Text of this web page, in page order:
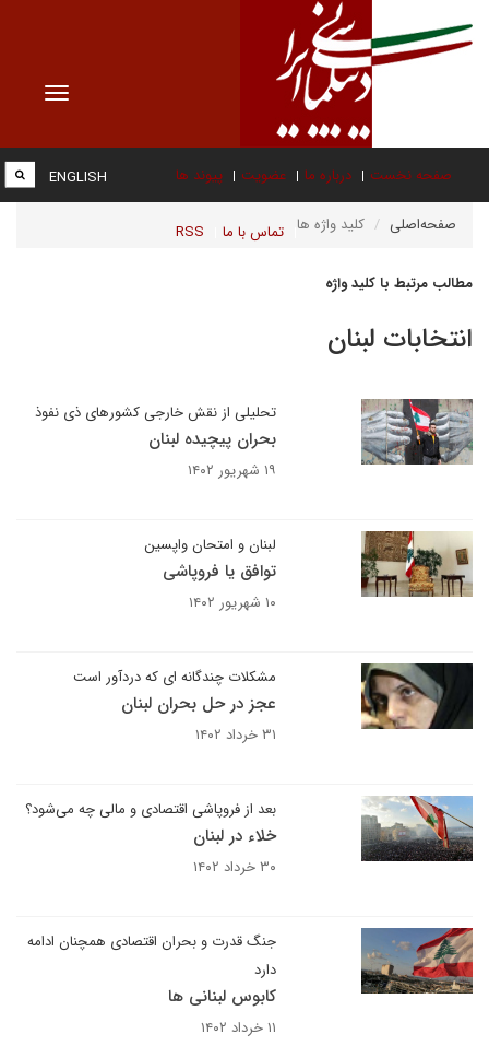
Toggle
صفحه نخست درباره ما عضویت پیوند ها
تماس با ما RSS
ENGLISH
صفحه‌اصلی کلید واژه ها
مطالب مرتبط با کلید واژه
انتخابات لبنان
تحلیلی از نقش خارجی کشورهای ذی نفوذ
بحران پیچیده لبنان
۱۹ شهریور ۱۴۰۲
لبنان و امتحان واپسین
توافق یا فروپاشی
۱۰ شهریور ۱۴۰۲
مشکلات چندگانه ای که دردآور است
عجز در حل بحران لبنان
۳۱ خرداد ۱۴۰۲
بعد از فروپاشی اقتصادی و مالی چه می‌شود؟
خلاء در لبنان
۳۰ خرداد ۱۴۰۲
جنگ قدرت و بحران اقتصادی همچنان ادامه
دارد
کابوس لبنانی ها
۱۱ خرداد ۱۴۰۲